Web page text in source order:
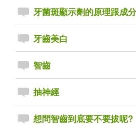
牙菌斑顯示劑的原理跟成
牙齒美白
智齒
抽神經
想問智齒到底要不要拔呢?